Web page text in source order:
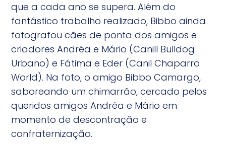
que a cada ano se supera. Além do
fantástico trabalho realizado, Bibbo ainda
fotografou cães de ponta dos amigos e
criadores Andréa e Mário (Canill Bulldog
Urbano) e Fátima e Eder (Canil Chaparro
World). Na foto, o amigo Bibbo Camargo,
saboreando um chimarrão, cercado pelos
queridos amigos Andréa e Mário em
momento de descontração e
confraternização.